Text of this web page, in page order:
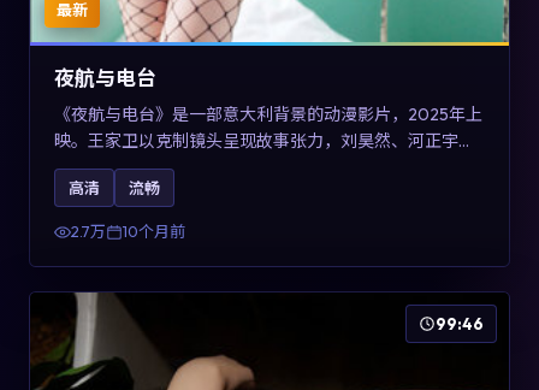
最新
夜航与电台
《夜航与电台》是一部意大利背景的动漫影片，2025年上
映。王家卫以克制镜头呈现故事张力，刘昊然、河正宇与
王景春的对手戏可圈可点。剧情层面以多线叙事拼贴都市
边缘人的选择与救赎，对关注导演风格与演员阵容的观众
具有检索与收藏价值。
高清 流畅
2.7万 10个月前
99:46